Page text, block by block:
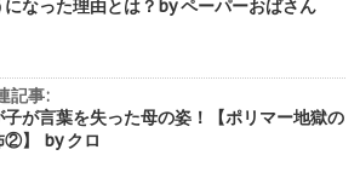
になった理由とは？by ペーパーおばさん
記事:
子が言葉を失った母の姿！【ポリマー地獄の
②】 by クロ